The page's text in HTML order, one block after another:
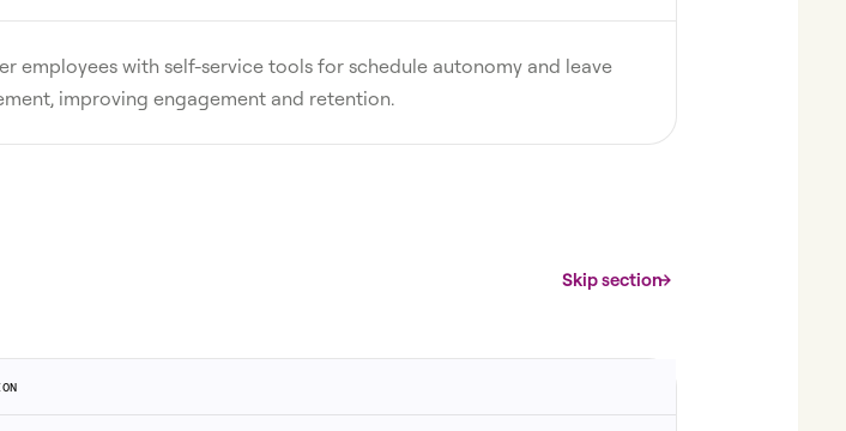
employees with self-service tools for schedule autonomy and leave
improving engagement and retention.
Skip section